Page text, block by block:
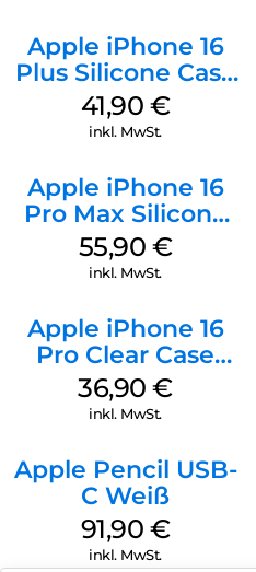
Apple iPhone 16
Plus Silicone Case
MagSafe Stone
Gray
41,90 €
inkl. MwSt.
Apple iPhone 16
Pro Max Silicone
Case MagSafe
Stone Gray
55,90 €
inkl. MwSt.
Apple iPhone 16
Pro Clear Case
MagSafe
Transparent
36,90€
inkl. MwSt.
Apple Pencil USB-
C Weiß
91,90 €
inkl. MwSt.